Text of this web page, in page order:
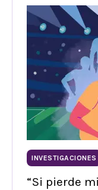
INVESTIGACIONES
“Si pierde